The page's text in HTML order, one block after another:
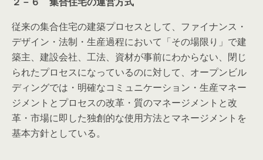
従来の集合住宅の建築プロセスとして、ファイナンス・
デザイン・法制・生産過程において「その場限り」で建
築主、建設会社、工法、資材が事前にわからない、閉じ
られたプロセスになっているのに対して、オープンビル
ディングでは・明確なコミュニケーション・生産マネー
ジメントとプロセスの改革・質のマネージメントと改
革・市場に即した独創的な使用方法とマネージメントを
基本方針としている。